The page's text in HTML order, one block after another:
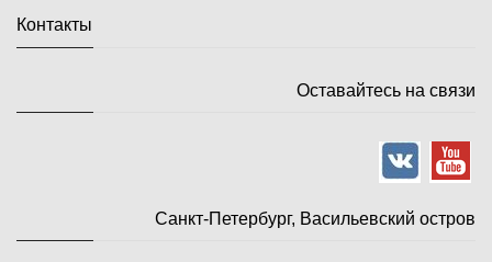
Контакты
Оставайтесь на связи
Санкт-Петербург, Васильевский остров